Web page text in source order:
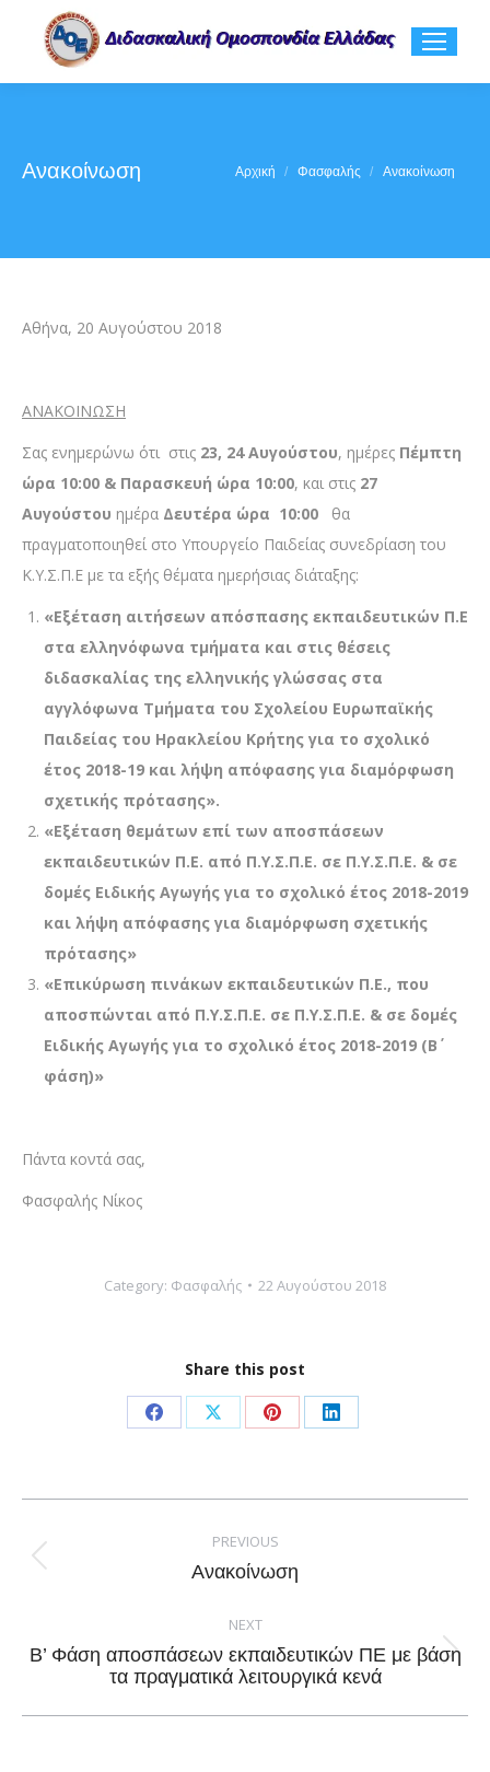
Ανακοίνωση You are here:
Αρχική Φασφαλής Ανακοίνωση
Αθήνα, 20 Αυγούστου 2018
ΑΝΑΚΟΙΝΩΣΗ
Σας ενημερώνω ότι στις 23, 24 Αυγούστου, ημέρες Πέμπτη
ώρα 10:00 & Παρασκευή ώρα 10:00, και στις 27
Αυγούστου ημέρα Δευτέρα ώρα 10:00 θα
πραγματοποιηθεί στο Υπουργείο Παιδείας συνεδρίαση του
Κ.Υ.Σ.Π.Ε με τα εξής θέματα ημερήσιας διάταξης:
«Εξέταση αιτήσεων απόσπασης εκπαιδευτικών Π.Ε
στα ελληνόφωνα τμήματα και στις θέσεις
διδασκαλίας της ελληνικής γλώσσας στα
αγγλόφωνα Τμήματα του Σχολείου Ευρωπαϊκής
Παιδείας του Ηρακλείου Κρήτης για το σχολικό
έτος 2018-19 και λήψη απόφασης για διαμόρφωση
σχετικής πρότασης».
«Εξέταση θεμάτων επί των αποσπάσεων
εκπαιδευτικών Π.Ε. από Π.Υ.Σ.Π.Ε. σε Π.Υ.Σ.Π.Ε. & σε
δομές Ειδικής Αγωγής για το σχολικό έτος 2018-2019
και λήψη απόφασης για διαμόρφωση σχετικής
πρότασης»
«Επικύρωση πινάκων εκπαιδευτικών Π.Ε., που
αποσπώνται από Π.Υ.Σ.Π.Ε. σε Π.Υ.Σ.Π.Ε. & σε δομές
Ειδικής Αγωγής για το σχολικό έτος 2018-2019 (Β΄
φάση)»
Πάντα κοντά σας,
Φασφαλής Νίκος­­
Category: Φασφαλής 22 Αυγούστου 2018
Share this post
Share
Facebook
Share
X
Share
Pinterest
Share
LinkedIn
navigation
PREVIOUS
Previous
Ανακοίνωση
NEXT
Next
Β’ Φάση αποσπάσεων εκπαιδευτικών ΠΕ με βάση
τα πραγματικά λειτουργικά κενά